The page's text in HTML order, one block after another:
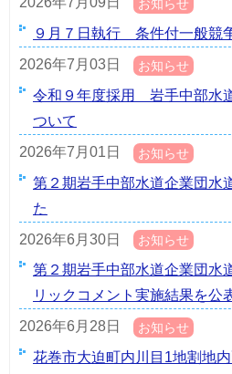
お知らせ
９月７日執行 条件付一般競
2026年7月03日
お知らせ
令和９年度採用 岩手中部水
ついて
2026年7月01日
お知らせ
第２期岩手中部水道企業団水
た
2026年6月30日
お知らせ
第２期岩手中部水道企業団水
リックコメント実施結果を公
2026年6月28日
お知らせ
花巻市大迫町内川目1地割地